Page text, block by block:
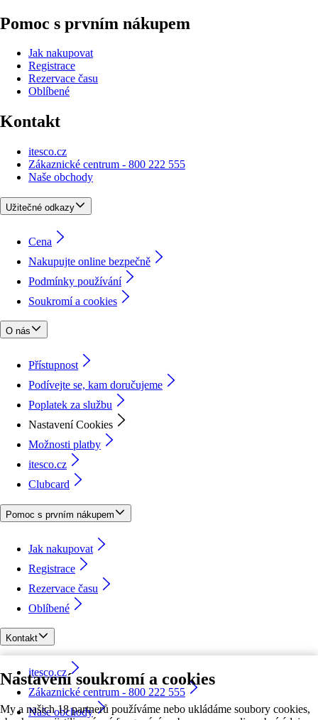
Nastavení soukromí a cookies
My a našich 18 partnerů používáme nebo ukládáme soubory cookies,
Pomoc s prvním nákupem
Jak nakupovat
Registrace
Rezervace času
Oblíbené
Kontakt
itesco.cz
Zákaznické centrum - 800 222 555
Naše obchody
Užitečné odkazy
Cena
Nakupujte online bezpečně
Podmínky používání
Soukromí a cookies
O nás
Přístupnost
Podívejte se, kam doručujeme
Poplatek za službu
Nastavení Cookies
Možnosti platby
itesco.cz
Clubcard
Pomoc s prvním nákupem
Jak nakupovat
Registrace
Rezervace času
Oblíbené
Kontakt
itesco.cz
Zákaznické centrum - 800 222 555
Naše obchody